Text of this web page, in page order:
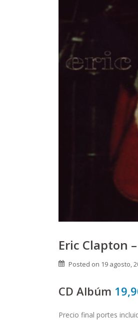
Eric Clapton
Posted on 19 agosto,
CD Albúm
Precio final portes